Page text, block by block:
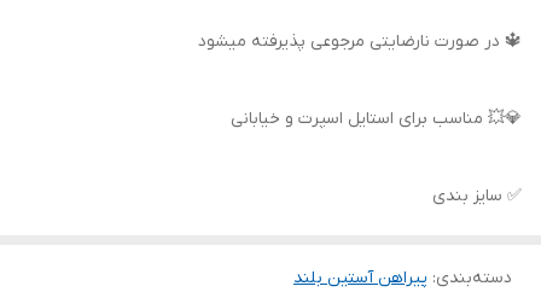
🔱 در صورت نارضایتی مرجوعی پذیرفته میشود
💎💥 مناسب برای استایل اسپرت و خیابانی
✅ سایز بندی
دسته‌بندی: پیراهن آستین بلند